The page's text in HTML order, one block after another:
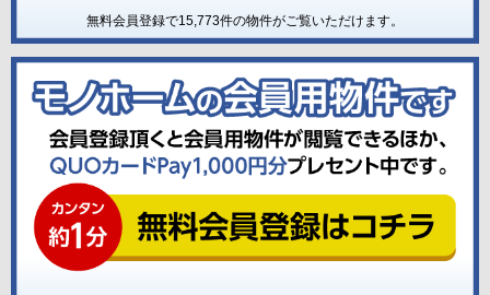
無料会員登録で15,773件の物件がご覧いただけます。